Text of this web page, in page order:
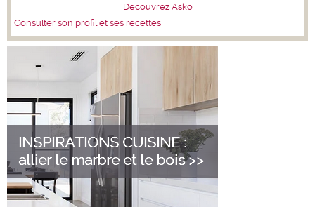
Découvrez Asko
Consulter son profil et ses recettes